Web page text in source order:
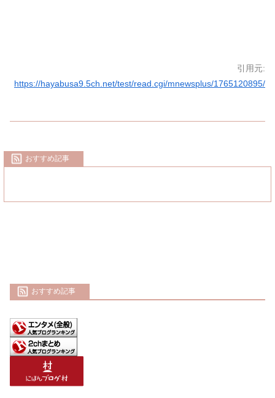
引用元:
https://hayabusa9.5ch.net/test/read.cgi/mnewsplus/1765120895/
おすすめ記事
おすすめ記事